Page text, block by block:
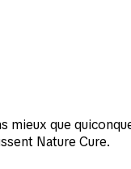
que
Nature Cure.